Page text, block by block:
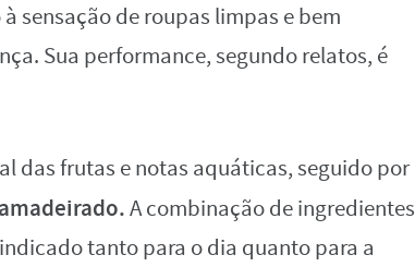
sensação de roupas limpas e bem
Sua performance, segundo relatos, é
das frutas e notas aquáticas, seguido por
A combinação de ingredientes
tanto para o dia quanto para a